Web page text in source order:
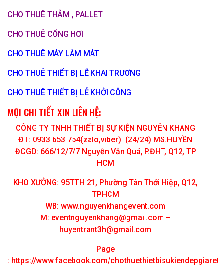
CHO THUÊ THẢM , PALLET
CHO THUÊ CỔNG HƠI
CHO THUÊ MÁY LÀM MÁT
CHO THUÊ THIẾT BỊ LỄ KHAI TRƯƠNG
CHO THUÊ THIẾT BỊ LỄ KHỞI CÔNG
MỌI CHI TIẾT XIN LIÊN HỆ:
CÔNG TY TNHH THIẾT BỊ SỰ KIỆN NGUYÊN KHANG
ĐT: 0933 653 754(zalo,viber) (24/24) MS.HUYỀN
ĐCGD: 666/12/7/7 Nguyễn Văn Quá, P.ĐHT, Q12, TP
HCM
KHO XƯỞNG: 95TTH 21, Phường Tân Thới Hiệp, Q12,
TPHCM
WB: www.nguyenkhangevent.com
M: eventnguyenkhang@gmail.com –
huyentrant3h@gmail.com
Page
: https://www.facebook.com/